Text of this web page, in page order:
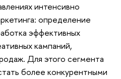
интенсивно
определение
эффективных
кампаний,
Для этого сегмента
более конкурентными